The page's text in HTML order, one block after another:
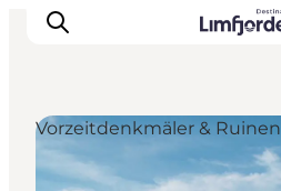
Vorzeitdenkmäler & Ruinen